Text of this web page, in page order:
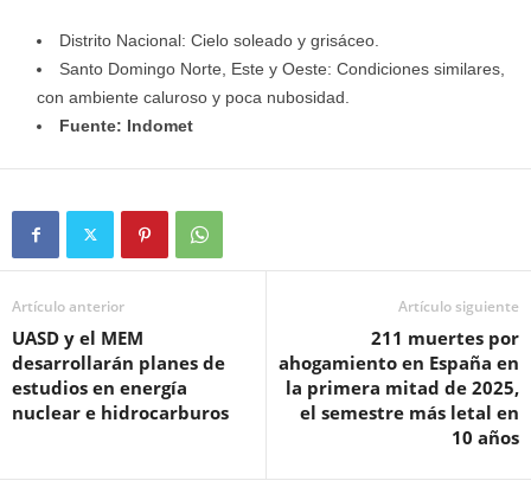
Distrito Nacional: Cielo soleado y grisáceo.
Santo Domingo Norte, Este y Oeste: Condiciones similares,
con ambiente caluroso y poca nubosidad.
Fuente: Indomet
Artículo anterior
UASD y el MEM
desarrollarán planes de
estudios en energía
nuclear e hidrocarburos
Artículo siguiente
211 muertes por
ahogamiento en España en
la primera mitad de 2025,
el semestre más letal en
10 años